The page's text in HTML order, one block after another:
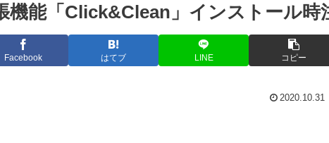
機能「Click&Clean」インストール時
Facebook はてブ LINE コピー
2020.10.31